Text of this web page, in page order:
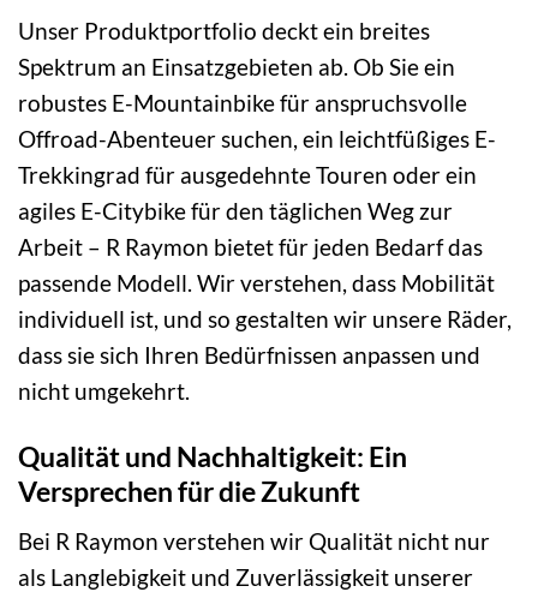
Unser Produktportfolio deckt ein breites
Spektrum an Einsatzgebieten ab. Ob Sie ein
robustes E-Mountainbike für anspruchsvolle
Offroad-Abenteuer suchen, ein leichtfüßiges E-
Trekkingrad für ausgedehnte Touren oder ein
agiles E-Citybike für den täglichen Weg zur
Arbeit – R Raymon bietet für jeden Bedarf das
passende Modell. Wir verstehen, dass Mobilität
individuell ist, und so gestalten wir unsere Räder,
dass sie sich Ihren Bedürfnissen anpassen und
nicht umgekehrt.
Qualität und Nachhaltigkeit: Ein
Versprechen für die Zukunft
Bei R Raymon verstehen wir Qualität nicht nur
als Langlebigkeit und Zuverlässigkeit unserer